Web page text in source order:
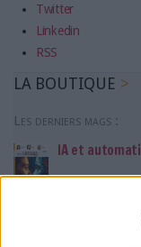
Twitter
Linkedin
RSS
LA BOUTIQUE
Les derniers mags :
IA et